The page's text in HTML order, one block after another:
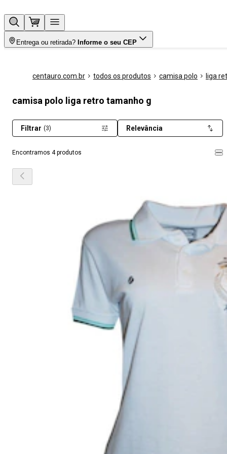
Entrega ou retirada? Informe o seu CEP
centauro.com.br todos os produtos camisa polo liga
camisa polo liga retro tamanho g
Encontramos 4 produtos
Filtrar (3) Relevância